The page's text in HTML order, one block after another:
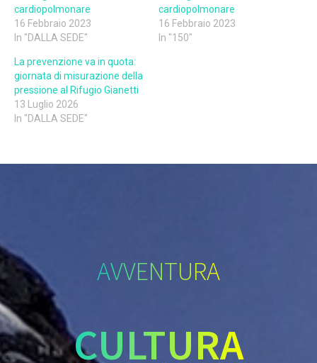
cardiopolmonare
16 Febbraio 2023
In "DALLA SEDE"
cardiopolmonare
16 Febbraio 2023
In "150"
La prevenzione va in quota:
giornata di misurazione della
pressione al Rifugio Gianetti
13 Luglio 2026
In "DALLA SEDE"
AVVENTURA
CULTURA